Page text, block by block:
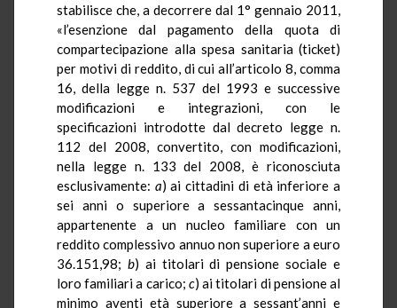
stabilisce che, a decorrere dal 1° gennaio 2011,
«l’esenzione dal pagamento della quota di
compartecipazione alla spesa sanitaria (ticket)
per motivi di reddito, di cui all’articolo 8, comma
16, della legge n. 537 del 1993 e successive
modificazioni e integrazioni, con le
specificazioni introdotte daldecreto legge n.
112 del 2008, convertito, con modificazioni,
nella legge n. 133 del 2008, è riconosciuta
esclusivamente: a) ai cittadini di età inferiore a
sei anni o superiore a sessantacinque anni,
appartenente a un nucleo familiare con un
reddito complessivo annuo non superiore a euro
36.151,98; b) ai titolari di pensione sociale e
loro familiari a carico; c) ai titolari di pensione al
minimo aventi età superiore a sessant’anni e